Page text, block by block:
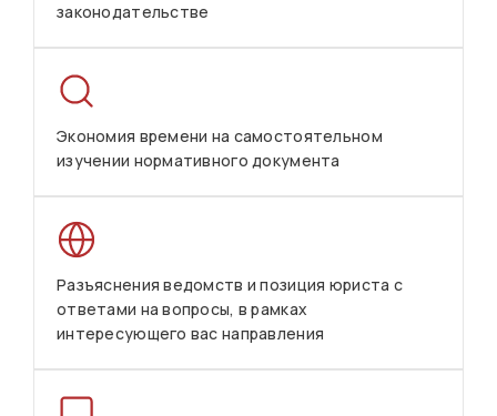
законодательстве
Экономия времени на самостоятельном
изучении нормативного документа
Разъяснения ведомств и позиция юриста с
ответами на вопросы, в рамках
интересующего вас направления